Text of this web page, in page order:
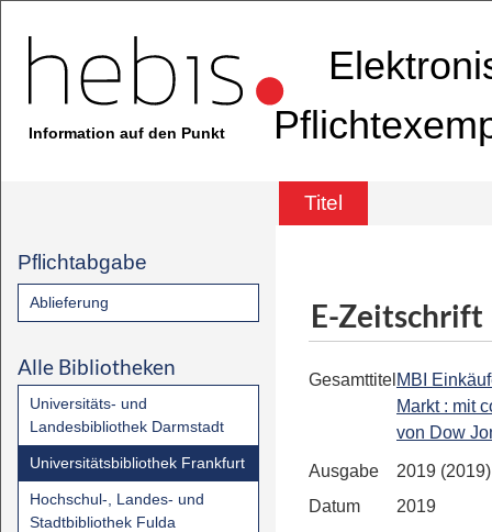
Information auf den Punkt
Titel
Pflichtabgabe
Ablieferung
Alle Bibliotheken
Universitäts- und
Landesbibliothek Darmstadt
Universitätsbibliothek Frankfurt
Hochschul-, Landes- und
Stadtbibliothek Fulda
E-Zeitschrift
Gesamttitel MBI
Markt : mit
von Dow
Ausgabe
2019
Datum
2019